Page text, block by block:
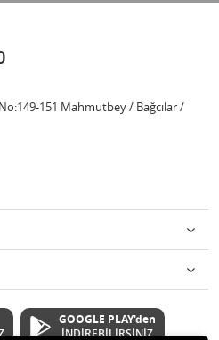
151 Mahmutbey / Bağcılar /
GOOGLE PLAY'den
İNDİREBİLİRSİNİZ